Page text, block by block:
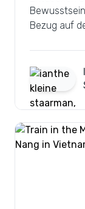
Bezug auf
zu